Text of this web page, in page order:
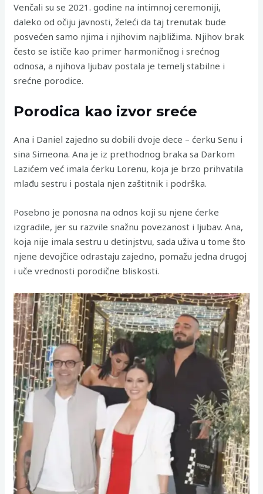
Venčali su se 2021. godine na intimnoj ceremoniji,
daleko od očiju javnosti, želeći da taj trenutak bude
posvećen samo njima i njihovim najbližima. Njihov brak
često se ističe kao primer harmoničnog i srećnog
odnosa, a njihova ljubav postala je temelj stabilne i
srećne porodice.
Porodica kao izvor sreće
Ana i Daniel zajedno su dobili dvoje dece – ćerku Senu i
sina Simeona. Ana je iz prethodnog braka sa Darkom
Lazićem već imala ćerku Lorenu, koja je brzo prihvatila
mlađu sestru i postala njen zaštitnik i podrška.
Posebno je ponosna na odnos koji su njene ćerke
izgradile, jer su razvile snažnu povezanost i ljubav. Ana,
koja nije imala sestru u detinjstvu, sada uživa u tome što
njene devojčice odrastaju zajedno, pomažu jedna drugoj
i uče vrednosti porodične bliskosti.